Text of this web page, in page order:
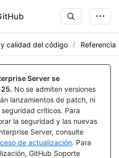
calidad del código Referencia
Server se
. No se admiten versiones
lanzamientos de patch, ni
críticos. Para
la seguridad y las nuevas
Server, consulte
de actualización. Para
GitHub Soporte